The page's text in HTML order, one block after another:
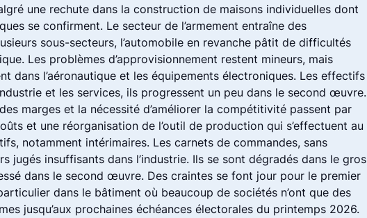
une rechute dans la construction de maisons individuelles dont
se confirment. Le secteur de l’armement entraîne des
sous-secteurs, l’automobile en revanche pâtit de difficultés
Les problèmes d’approvisionnement restent mineurs, mais
dans l’aéronautique et les équipements électroniques. Les effectifs
et les services, ils progressent un peu dans le second œuvre.
marges et la nécessité d’améliorer la compétitivité passent par
et une réorganisation de l’outil de production qui s’effectuent au
notamment intérimaires. Les carnets de commandes, sans
jugés insuffisants dans l’industrie. Ils se sont dégradés dans le gros
dans le second œuvre. Des craintes se font jour pour le premier
dans le bâtiment où beaucoup de sociétés n’ont que des
jusqu’aux prochaines échéances électorales du printemps 2026.